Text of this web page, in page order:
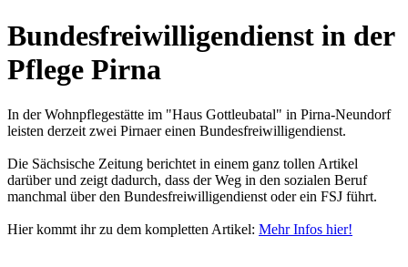
Bundesfreiwilligendienst in der
Pflege Pirna
In der Wohnpflegestätte im "Haus Gottleubatal" in Pirna-Neundorf
leisten derzeit zwei Pirnaer einen Bundesfreiwilligendienst.
Die Sächsische Zeitung berichtet in einem ganz tollen Artikel
darüber und zeigt dadurch, dass der Weg in den sozialen Beruf
manchmal über den Bundesfreiwilligendienst oder ein FSJ führt.
Hier kommt ihr zu dem kompletten Artikel: Mehr Infos hier!